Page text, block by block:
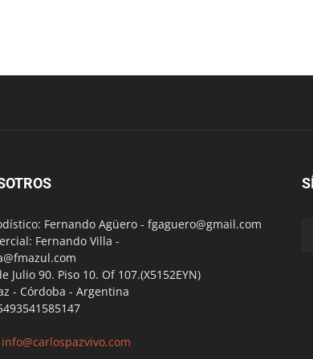
Fernando Agüero - fgaguero@gmail.com
Fernando Villa -
Julio 90. Piso 10. Of 107.(X5152EYN)
- Córdoba - Argentina
info@carlospazvivo.com